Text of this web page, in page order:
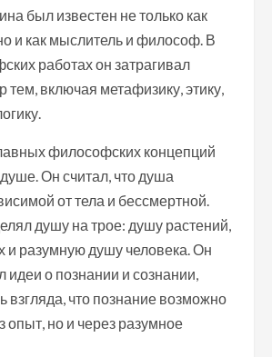
был известен не только как
и как мыслитель и философ. В
работах он затрагивал
тем, включая метафизику, этику,
философских концепций
Он считал, что душа
от тела и бессмертной.
душу на трое: душу растений,
и разумную душу человека. Он
идеи о познании и сознании,
взгляда, что познание возможно
опыт, но и через разумное